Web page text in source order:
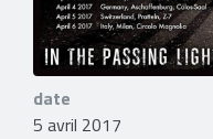
date
5 avril 2017